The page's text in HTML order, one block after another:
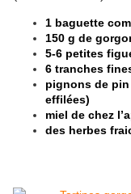
1 baguette
150 g de
5-6 petites
6 tranches
pignons de
effilées)
miel de chez
des herbes